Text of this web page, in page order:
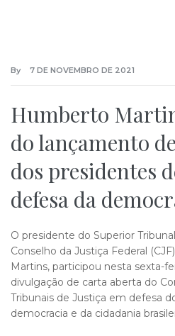
By 7 DE NOVEMBRO DE 2021
Humberto
do lançamento
dos presidentes
defesa da
O presidente do Superior
Conselho da Justiça Federal
Martins, participou nesta sexta-
divulgação de carta aberta do
Tribunais de Justiça em defesa
democracia e da cidadania